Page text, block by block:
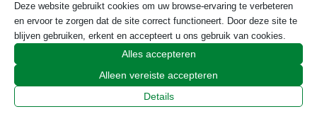
In Portugal ontstond echter het idee dat
elk werk over deze periode, en met name
over deze plek, waar zeer sterke sporen
van Salazars aanwezigheid te vinden zijn,
nostalgisch zou kunnen zijn.
Deze website gebruikt cookies om uw browse-ervaring te verbeteren
en ervoor te zorgen dat de site correct functioneert. Door deze site te
blijven gebruiken, erkent en accepteert u ons gebruik van cookies.
Alles accepteren
Alleen vereiste accepteren
Details